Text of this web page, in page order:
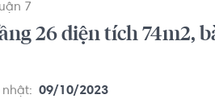
7
26 diện tích 74m2,
09/10/2023